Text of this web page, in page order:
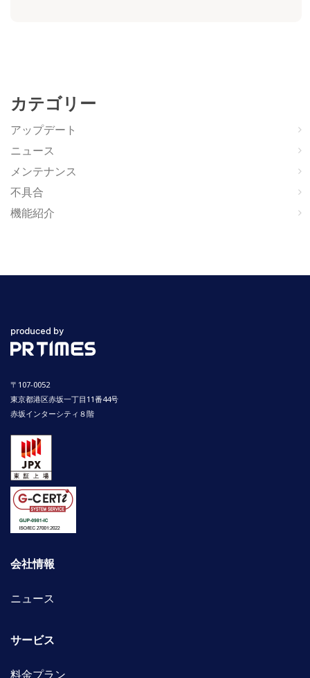
カテゴリー
アップデート
ニュース
メンテナンス
不具合
機能紹介
〒107-0052
東京都港区赤坂一丁目11番44号
赤坂インターシティ８階
会社情報
ニュース
サービス
料金プラン